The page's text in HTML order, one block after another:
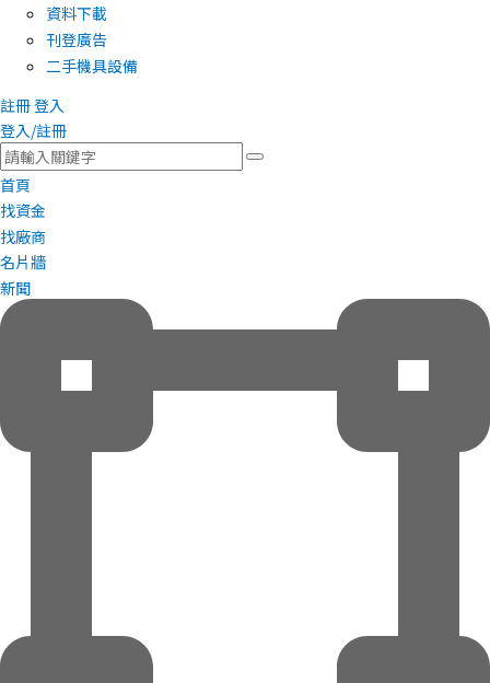
資料下載
刊登廣告
二手機具設備
註冊登入
登入/註冊
首頁
找資金
找廠商
名片牆
新聞